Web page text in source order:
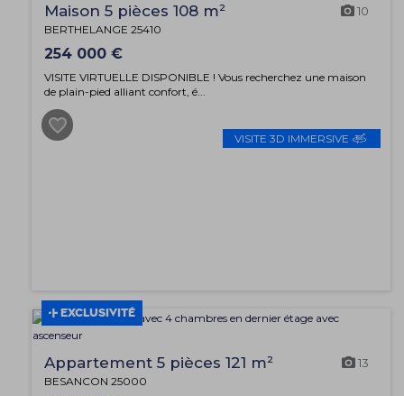
VISITE 3D IMMERSIVE
Maison 5 pièces 108 m² 10
BERTHELANGE 25410
254 000 €
VISITE VIRTUELLE DISPONIBLE ! Vous recherchez une maison
de plain-pied alliant confort, é...
EXCLUSIVITÉ
Appartement 5 pièces 121 m² 13
BESANCON 25000